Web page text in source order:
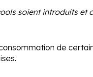
soient introduits
de